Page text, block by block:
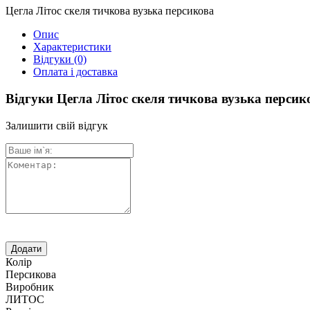
Цегла Літос скеля тичкова вузька персикова
Опис
Характеристики
Відгуки (0)
Оплата і доставка
Відгуки Цегла Літос скеля тичкова вузька
Залишити свій відгук
Колір
Персикова
Виробник
ЛИТОС